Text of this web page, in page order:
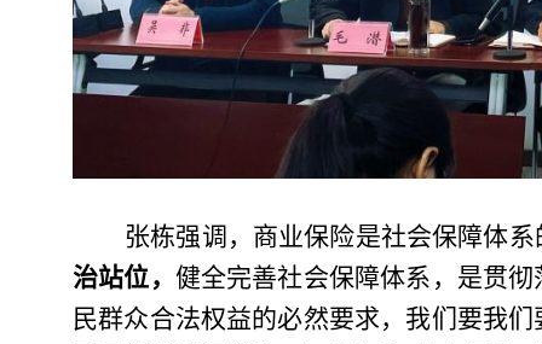
张栋强调，商业保险是社会保障体
治站位， 健全完善社会保障体系，是贯
民群众合法权益的必然要求，我们要我